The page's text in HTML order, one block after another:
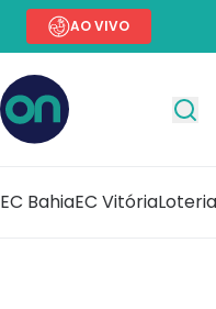
AO VIVO
EC BahiaEC Vitória